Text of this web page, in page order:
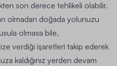
son derece tehlikeli olabilir.
olmadan doğada yolunuzu
olmasa bile,
verdiği işaretleri takip ederek
kaldığınız yerden devam